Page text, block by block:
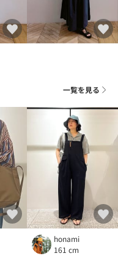
一覧を見る
honami
161 cm